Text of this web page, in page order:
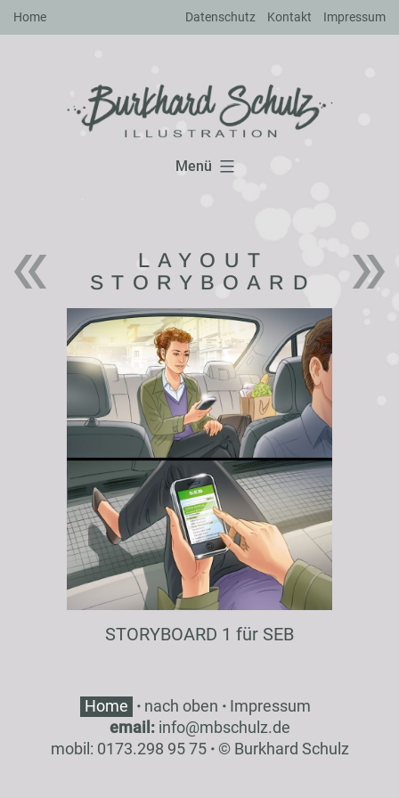
Zum
Home Datenschutz Kontakt Impressum
Menü
LAYOUT
STORYBOARD
STORYBOARD 1 für SEB
Home · nach oben · Impressum
email: info@mbschulz.de
mobil: 0173.298 95 75 · © Burkhard Schulz